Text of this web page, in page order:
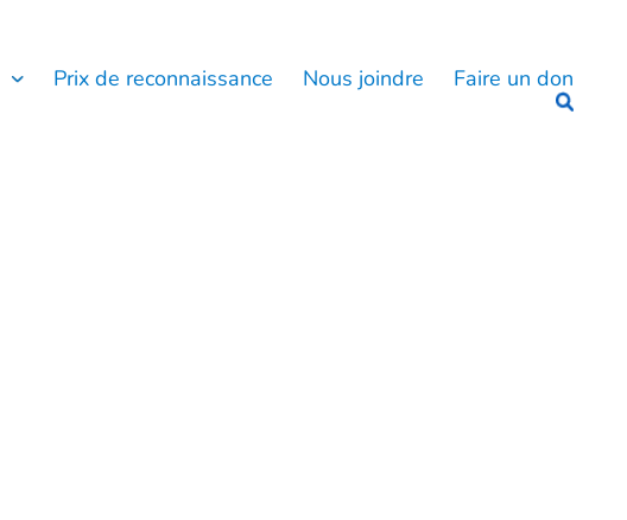
Prix de reconnaissance Nous joindre Faire un don